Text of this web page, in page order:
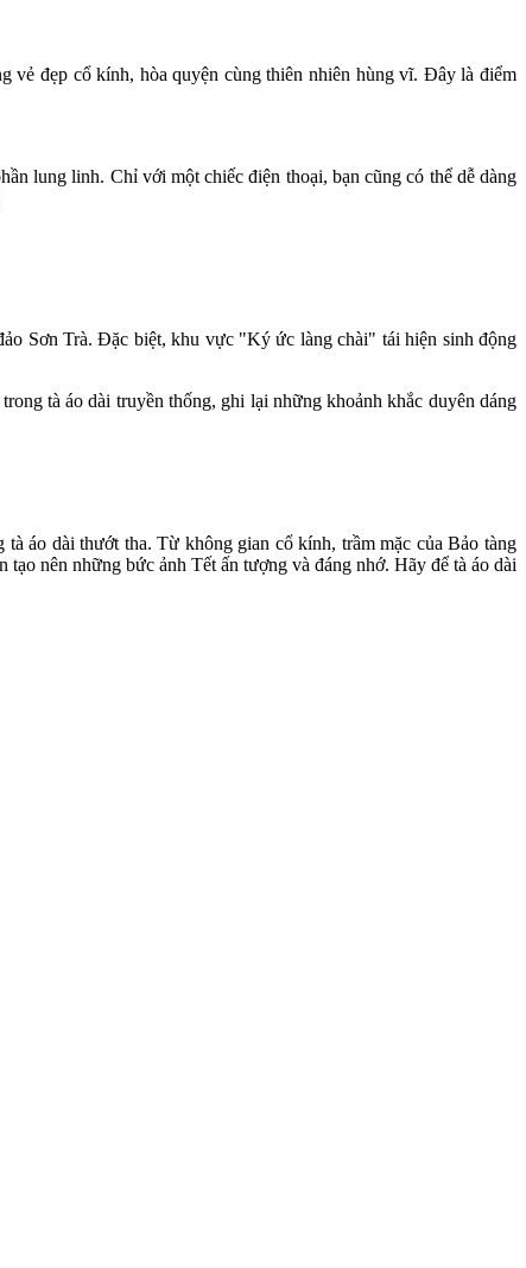
vẻ đẹp cổ kính, hòa quyện cùng thiên nhiên hùng vĩ. Đây là điểm
lung linh. Chỉ với một chiếc điện thoại, bạn cũng có thể dễ dàng
Sơn Trà. Đặc biệt, khu vực "Ký ức làng chài" tái hiện sinh động
tà áo dài truyền thống, ghi lại những khoảnh khắc duyên dáng
áo dài thướt tha. Từ không gian cổ kính, trầm mặc của Bảo tàng
nên những bức ảnh Tết ấn tượng và đáng nhớ. Hãy để tà áo dài